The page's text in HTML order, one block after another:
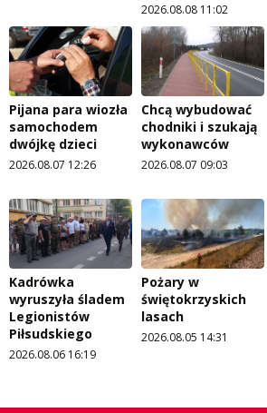
2026.08.08 11:02
Pijana para wiozła
samochodem
dwójkę dzieci
2026.08.07 12:26
Chcą wybudować
chodniki i szukają
wykonawców
2026.08.07 09:03
Kadrówka
wyruszyła śladem
Legionistów
Piłsudskiego
2026.08.06 16:19
Pożary w
świętokrzyskich
lasach
2026.08.05 14:31